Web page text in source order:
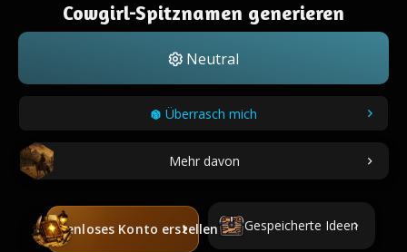
Cowgirl-Spitznamen generieren
Neutral
Überrasch mich
Mehr davon
Kostenloses Konto erstellen Gespeicherte Ideen